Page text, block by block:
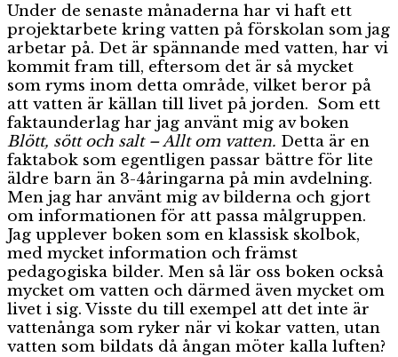
Under de senaste månaderna har vi haft ett
projektarbete kring vatten på förskolan som jag
arbetar på. Det är spännande med vatten, har vi
kommit fram till, eftersom det är så mycket
som ryms inom detta område, vilket beror på
att vatten är källan till livet på jorden. Som ett
faktaunderlag har jag använt mig av boken
Blött, sött och salt – Allt om vatten. Detta är en
faktabok som egentligen passar bättre för lite
äldre barn än 3-4åringarna på min avdelning.
Men jag har använt mig av bilderna och gjort
om informationen för att passa målgruppen.
Jag upplever boken som en klassisk skolbok,
med mycket information och främst
pedagogiska bilder. Men så lär oss boken också
mycket om vatten och därmed även mycket om
livet i sig. Visste du till exempel att det inte är
vattenånga som ryker när vi kokar vatten, utan
vatten som bildats då ångan möter kalla luften?